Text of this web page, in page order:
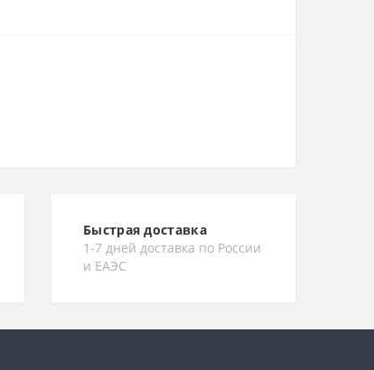
Быстрая доставка
1-7 дней доставка по России
и ЕАЭС